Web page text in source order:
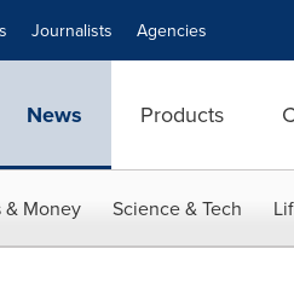
Journalists Agencies
News Products
& Money Science & Tech